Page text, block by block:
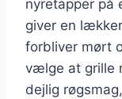
nyretapper på
giver en
forbliver mørt
vælge at grille
dejlig